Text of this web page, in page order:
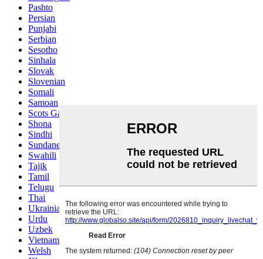
Pashto
Persian
Punjabi
Serbian
Sesotho
Sinhala
Slovak
Slovenian
Somali
Samoan
Scots Gaelic
Shona
Sindhi
Sundanese
Swahili
Tajik
Tamil
Telugu
Thai
Ukrainian
Urdu
Uzbek
Vietnamese
Welsh